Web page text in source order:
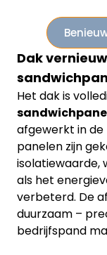
Dak
Het dak is
afgewerkt in de
panelen zijn
isolatiewaarde,
als het
verbeterd. De
duurzaam –
bedrijfspand